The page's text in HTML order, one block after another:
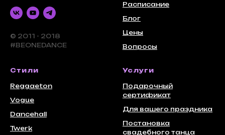
© 2011 - 2018
#BEONEDANCE
Расписание
Блог
Цены
Вопросы
Стили
Reggaeton
Vogue
Dancehall
Twerk
Услуги
Подарочный
сертификат
Для вашего праздника
Постановка
свадебного танца